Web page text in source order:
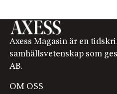
Axess Magasin är en
samhällsvetenskap som
AB.
OM OSS